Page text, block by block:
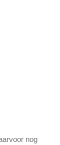
nog